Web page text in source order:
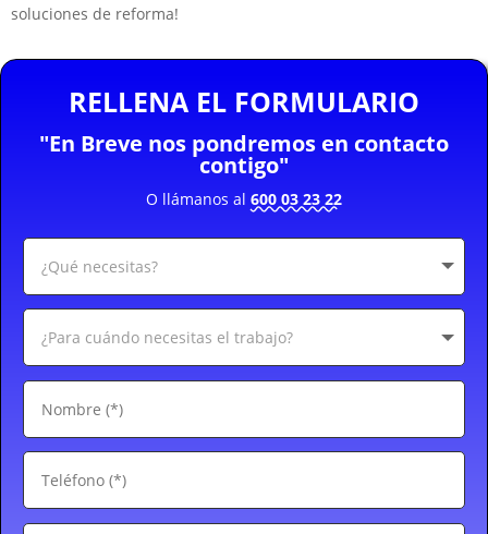
soluciones de reforma!
RELLENA EL FORMULARIO
"En Breve nos pondremos en contacto
contigo"
O llámanos al 600 03 23 22